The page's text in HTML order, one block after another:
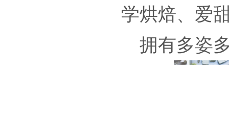
学烘焙、爱
拥有多姿